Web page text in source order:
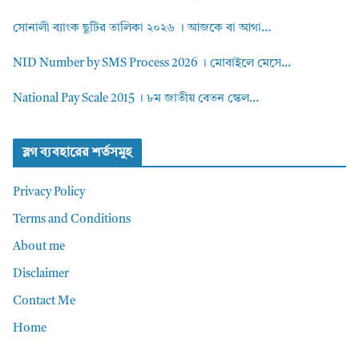
সোনালী ব্যাংক ছুটির তালিকা ২০২৬ । আজকে বা আগা...
NID Number by SMS Process 2026 । মোবাইলে মেসে...
National Pay Scale 2015 । ৮ম জাতীয় বেতন স্কেল...
ব্লগ ব্যবহারের শর্তসমুহ
Privacy Policy
Terms and Conditions
About me
Disclaimer
Contact Me
Home